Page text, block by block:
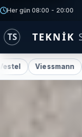
Her gün 08:00 - 20:00
Airfel